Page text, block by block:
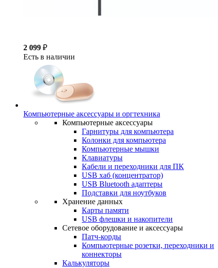
2 099 ₽
Есть в наличии
Компьютерные аксессуары и оргтехника
Компьютерные аксессуары
Гарнитуры для компьютера
Колонки для компьютера
Компьютерные мышки
Клавиатуры
Кабели и переходники для ПК
USB хаб (концентратор)
USB Bluetooth адаптеры
Подставки для ноутбуков
Хранение данных
Карты памяти
USB флешки и накопители
Сетевое оборудование и аксессуары
Патч-корды
Компьютерные розетки, переходники и
коннекторы
Калькуляторы